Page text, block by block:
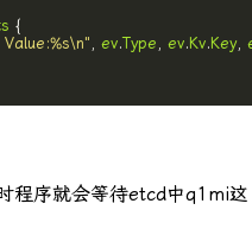
ev.Type ev.Kv.Key,
程序就会等待etcd中q1mi这